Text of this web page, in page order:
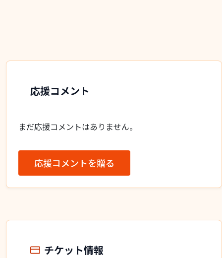
応援コメント
まだ応援コメントはありません。
応援コメントを贈る
チケット情報